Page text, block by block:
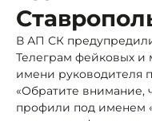
В АП СК
Телеграм фейковых
имени руководителя
«Обратите внимание,
профили под именем